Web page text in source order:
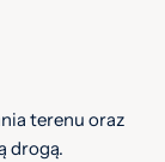
terenu oraz
drogą.